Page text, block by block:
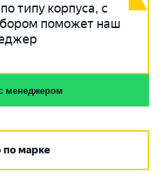
типу корпуса, с
поможет наш
менеджером
марке